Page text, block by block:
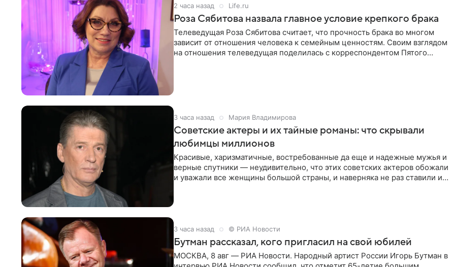
2 часа назад Life.ru
Роза Сябитова назвала главное условие крепкого брака
Телеведущая Роза Сябитова считает, что прочность брака во многом
зависит от отношения человека к семейным ценностям. Своим взглядом
на отношения телеведущая поделилась с корреспондентом Пятого
3 часа назад Мария Владимирова
Советские актеры и их тайные романы: что скрывали
любимцы миллионов
Красивые, харизматичные, востребованные да еще и надежные мужья и
верные спутники — неудивительно, что этих советских актеров обожали
и уважали все женщины большой страны, и наверняка не раз ставили их
3 часа назад © РИА Новости
Бутман рассказал, кого пригласил на свой юбилей
МОСКВА, 8 авг — РИА Новости. Народный артист России Игорь Бутман в